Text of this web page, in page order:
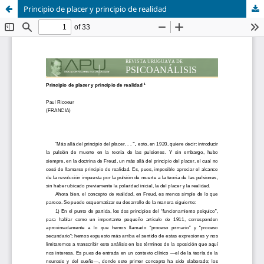
Principio de placer y principio de realidad